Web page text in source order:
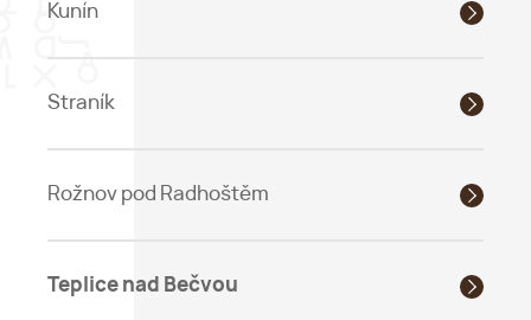
Kunín
Straník
Rožnov pod Radhoštěm
Teplice nad Bečvou